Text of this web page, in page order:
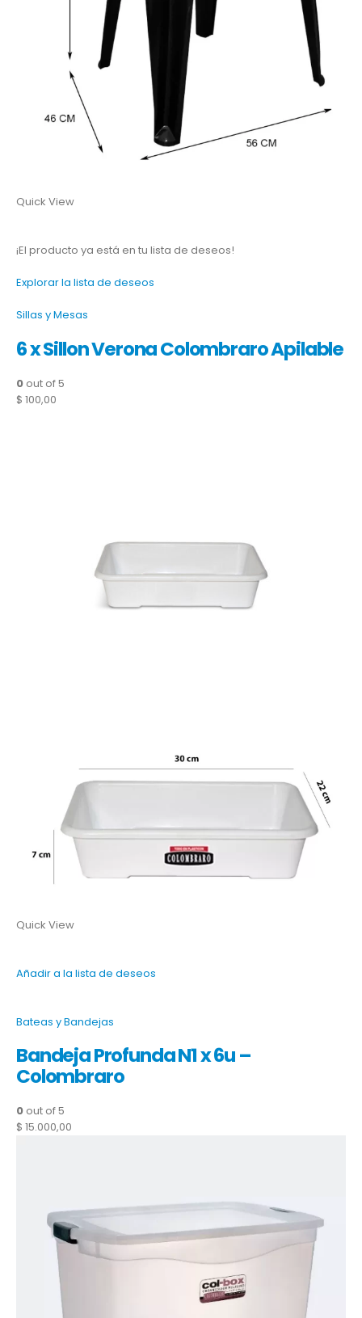
Quick View
¡El producto ya está en tu lista de deseos!
Explorar la lista de deseos
Sillas y Mesas
6 x Sillon Verona Colombraro Apilable
0 out of 5
$ 100,00
Quick View
Añadir a la lista de deseos
Bateas y Bandejas
Bandeja Profunda N1 x 6u –
Colombraro
0 out of 5
$ 15.000,00